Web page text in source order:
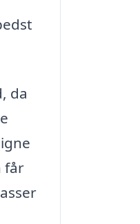
da
får